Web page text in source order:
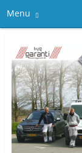
Menu